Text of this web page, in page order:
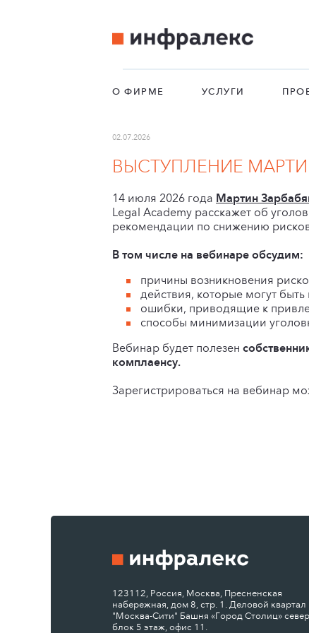
О ФИРМЕ УСЛУГИ
02.07.2026
ВЫСТУПЛЕНИЕ
14 июля 2026 года Мартин
Legal Academy расскажет об
рекомендации по снижению
В том числе на вебинаре обсудим:
причины возникновения
действия, которые могут
ошибки, приводящие к
способы минимизации
Вебинар будет полезен
комплаенсу.
Зарегистрироваться на вебинар
123112, Россия, Москва, Пресненская
набережная, дом 8, стр. 1. Деловой квартал
"Москва-Сити" Башня «Город Столиц»
блок 5 этаж, офис 11.